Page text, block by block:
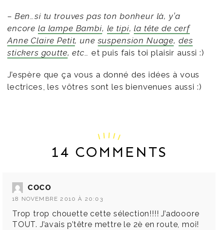
– Ben…si tu trouves pas ton bonheur là, y’a
encore la lampe Bambi, le tipi,la tête de cerf
Anne Claire Petit, unesuspension Nuage, des
stickers goutte, etc… et puis fais toi plaisir aussi :)
J’espère que ça vous a donné des idées à vous
lectrices, les vôtres sont les bienvenues aussi :)
14 COMMENTS
COCO
18 NOVEMBRE 2010 À 20:03
Trop trop chouette cette sélection!!!! J’adooore
TOUT. J’avais p’têtre mettre le 2è en route, moi!